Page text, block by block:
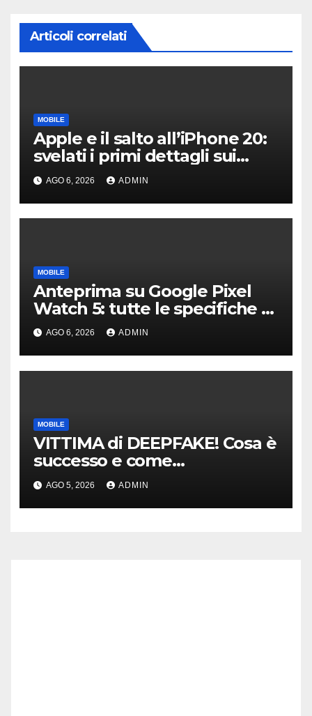
Articoli correlati
MOBILE
Apple e il salto all’iPhone 20:
svelati i primi dettagli sui
display dei futuri top di
gamma
AGO 6, 2026 ADMIN
MOBILE
Anteprima su Google Pixel
Watch 5: tutte le specifiche e
i prezzi trapelati
AGO 6, 2026 ADMIN
MOBILE
VITTIMA di DEEPFAKE! Cosa è
successo e come
DIFENDERSI!
AGO 5, 2026 ADMIN